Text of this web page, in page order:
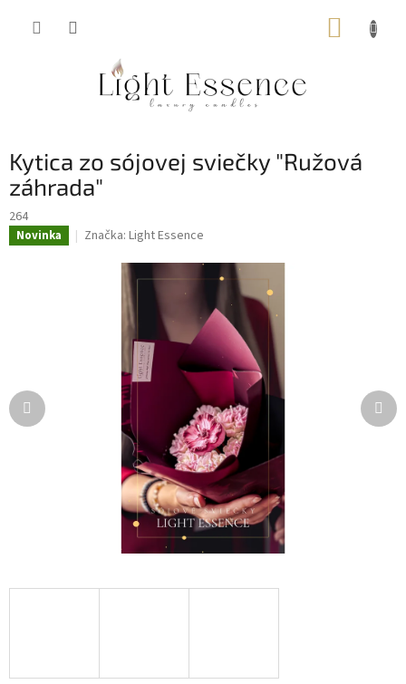
Kytica zo sójovej sviečky "Ružová
záhrada"
264
Novinka Značka: Light Essence